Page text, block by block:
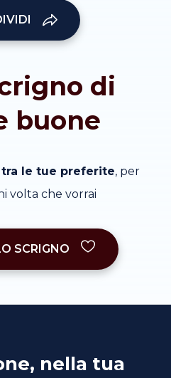
di
buone
tra le tue preferite, per
volta che vorrai
SCRIGNO
nella tua